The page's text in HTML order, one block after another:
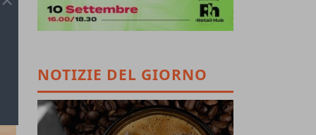
NOTIZIE DEL GIORNO